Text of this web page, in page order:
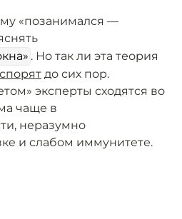
«позанимался —
. Но так ли эта теория
спорят до сих пор.
эксперты сходятся во
чаще в
неразумно
и слабом иммунитете.